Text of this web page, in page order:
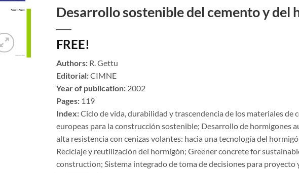
Desarrollo sostenible del cemento y del
FREE!
Authors: R. Gettu
Editorial:CIMNE
Year of publication: 2002
Pages: 119
Index:Ciclo de vida, durabilidad y trascendencia de los materiales de
europeas para la construcción sostenible; Desarrollo de hormigones
alta resistencia con cenizas volantes: hacia una tecnología del
Reciclaje y reutilización del hormigón; Greener concrete for
construction; Sistema integrado de toma de decisiones para proyecto